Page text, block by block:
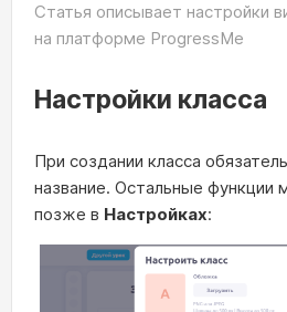
Статья описывает настройки
на платформе ProgressMe
Настройки класса
При создании класса
название. Остальные функции
позже в Настройках: